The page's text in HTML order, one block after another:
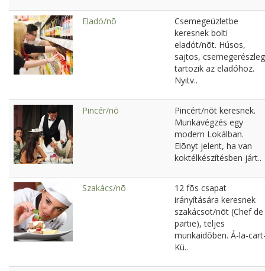
Eladó/nõ
Csemegeüzletbe
keresnek bolti
eladót/nõt. Húsos,
sajtos, csemegerészleg
tartozik az eladóhoz.
Nyitv..
Pincér/nõ
Pincért/nõt keresnek.
Munkavégzés egy
modern Lokálban.
Elõnyt jelent, ha van
koktélkészítésben járt..
Szakács/nõ
12 fõs csapat
irányítására keresnek
szakácsot/nõt (Chef de
partie), teljes
munkaidõben. Á-la-
Kü..